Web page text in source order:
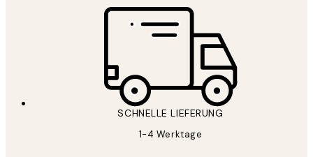
SCHNELLE LIEFERUNG
1-4 Werktage